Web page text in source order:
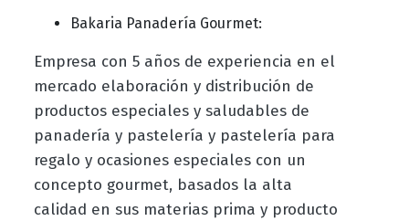
Bakaria Panadería Gourmet:
Empresa con 5 años de experiencia en el
mercado elaboración y distribución de
productos especiales y saludables de
panadería y pastelería y pastelería para
regalo y ocasiones especiales con un
concepto gourmet, basados la alta
calidad en sus materias prima y producto